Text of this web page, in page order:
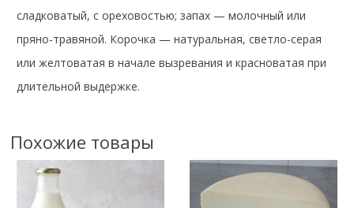
сладковатый, с ореховостью; запах — молочный или
пряно-травяной. Корочка — натуральная, светло-серая
или желтоватая в начале вызревания и красноватая при
длительной выдержке.
Похожие товары